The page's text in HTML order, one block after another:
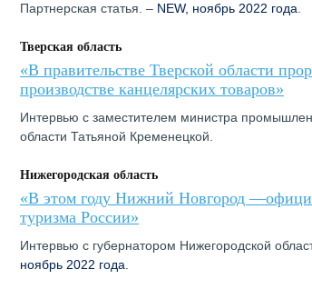
Партнерская статья. – NEW, ноябрь 2022 года
Тверская область
«В правительстве Тверской области
производстве канцелярских товаров»
Интервью с заместителем министра
области Татьяной Кременецкой.
Нижегородская область
«В этом году Нижний Новгород
туризма России»
Интервью с губернатором Нижегородской
ноябрь 2022 года